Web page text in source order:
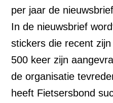
per jaar de
In de nieuwsbrief
stickers die recent
500 keer zijn
de organisatie
heeft Fietsersbond